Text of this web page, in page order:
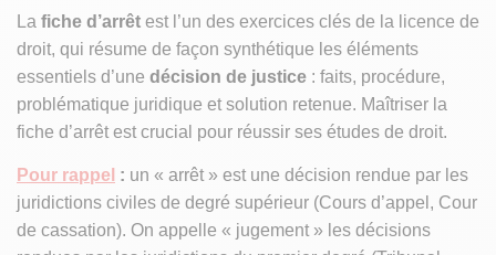
La fiche d’arrêt est l’un des exercices clés de la licence de
droit, qui résume de façon synthétique les éléments
essentiels d’une décision de justice : faits, procédure,
problématique juridique et solution retenue. Maîtriser la
fiche d’arrêt est crucial pour réussir ses études de droit.
Pour rappel : un « arrêt » est une décision rendue par les
juridictions civiles de degré supérieur (Cours d’appel, Cour
de cassation). On appelle « jugement » les décisions